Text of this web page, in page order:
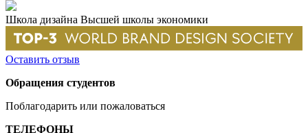
Школа дизайна Высшей школы экономики
Оставить отзыв
Обращения студентов
Поблагодарить или пожаловаться
ТЕЛЕФОНЫ